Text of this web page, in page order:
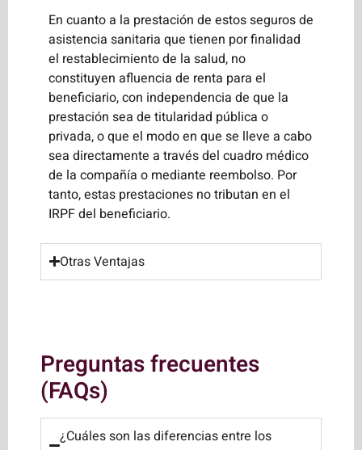
En cuanto a la prestación de estos seguros de
asistencia sanitaria que tienen por finalidad
el restablecimiento de la salud, no
constituyen afluencia de renta para el
beneficiario, con independencia de que la
prestación sea de titularidad pública o
privada, o que el modo en que se lleve a cabo
sea directamente a través del cuadro médico
de la compañía o mediante reembolso. Por
tanto, estas prestaciones no tributan en el
IRPF del beneficiario.
Otras Ventajas
Preguntas frecuentes
(FAQs)
¿Cuáles son las diferencias entre los